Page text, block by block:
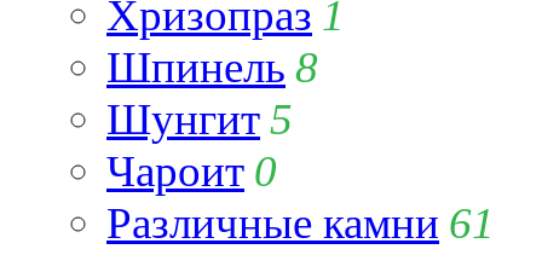
Хризопраз 1
Шпинель 8
Шунгит5
Чароит 0
Различные камни 61